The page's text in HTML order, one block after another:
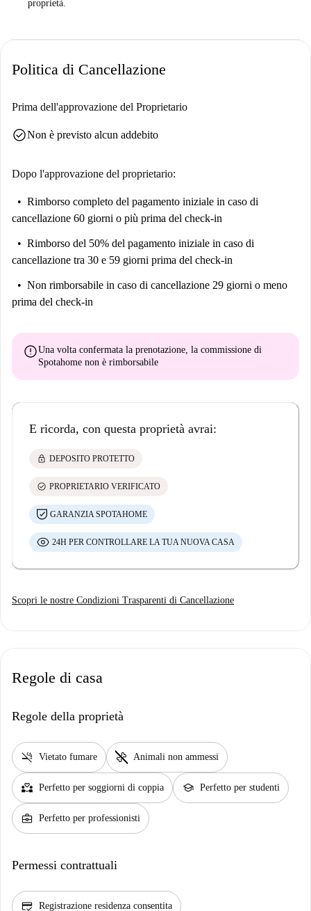
proprietà.
Politica di Cancellazione
Prima dell'approvazione del Proprietario
check_circleNon è previsto alcun addebito
Dopo l'approvazione del proprietario:
Rimborso completo del pagamento iniziale in caso di
cancellazione 60 giorni o più prima del check-in
Rimborso del 50% del pagamento iniziale in caso di
cancellazione tra 30 e 59 giorni prima del check-in
Non rimborsabile in caso di cancellazione 29 giorni o meno
prima del check-in
errorUna volta confermata la prenotazione, la commissione di
Spotahome non è rimborsabile
E ricorda, con questa proprietà avrai:
lock DEPOSITO PROTETTO
check_circle PROPRIETARIO VERIFICATO
GARANZIA SPOTAHOME
24H PER CONTROLLARE LA TUA NUOVA CASA
Scopri le nostre Condizioni Trasparenti di Cancellazione
Regole di casa
Regole della proprietà
smoke_free Vietato fumare pet_supplies Animali non ammessi
partner_heart Perfetto per soggiorni di coppia school Perfetto per studenti
business_center Perfetto per professionisti
Permessi contrattuali
credit_score Registrazione residenza consentita